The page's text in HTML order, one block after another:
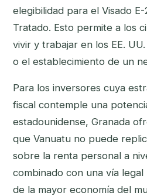
elegibilidad para el Visado
Tratado. Esto permite a los
vivir y trabajar en los EE.
o el establecimiento de un
Para los inversores cuya
fiscal contemple una
estadounidense, Granada
que Vanuatu no puede
sobre la renta personal a
combinado con una vía
de la mayor economía del